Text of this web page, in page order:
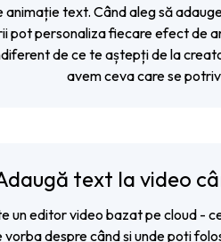
animație text. Când aleg să
pot personaliza fiecare efect de
de ce te aștepți de la
avem ceva care se
text la video
un editor video bazat pe cloud -
vorba despre când și unde poți